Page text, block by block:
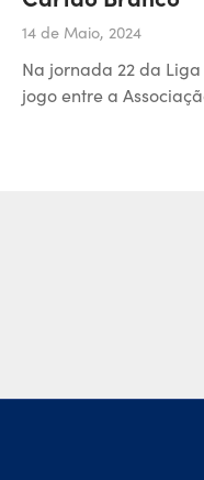
14 de Maio, 2024
Na jornada 22 da Liga
jogo entre a